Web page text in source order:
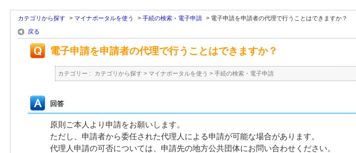
カテゴリから探す > マイナポータルを使う > 手続の検索・電子申請 > 電子申請を申請者の代理で行うことはできますか？
戻る
電子申請を申請者の代理で行うことはできますか？
カテゴリー : カテゴリから探す > マイナポータルを使う > 手続の検索・電子申請
回答
原則ご本人より申請をお願いします。
ただし、申請者から委任された代理人による申請が可能な場合があります。
代理人申請の可否については、申請先の地方公共団体にお問い合わせください。